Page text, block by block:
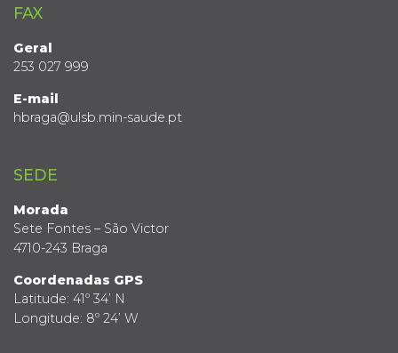
FAX
Geral
253 027 999
E-mail
hbraga@ulsb.min-saude.pt
SEDE
Morada
Sete Fontes – São Victor
4710-243 Braga
Coordenadas GPS
Latitude: 41º 34’ N
Longitude: 8º 24’ W